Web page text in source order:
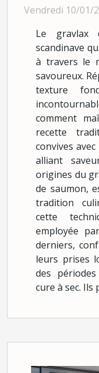
Vendredi 10/01/
Le gravlax
scandinave
à travers le
savoureux.
texture
comment
recette
convives
alliant
origines du
de saumon,
tradition
cette
employée
derniers,
leurs prises
des
cure à sec. Ils